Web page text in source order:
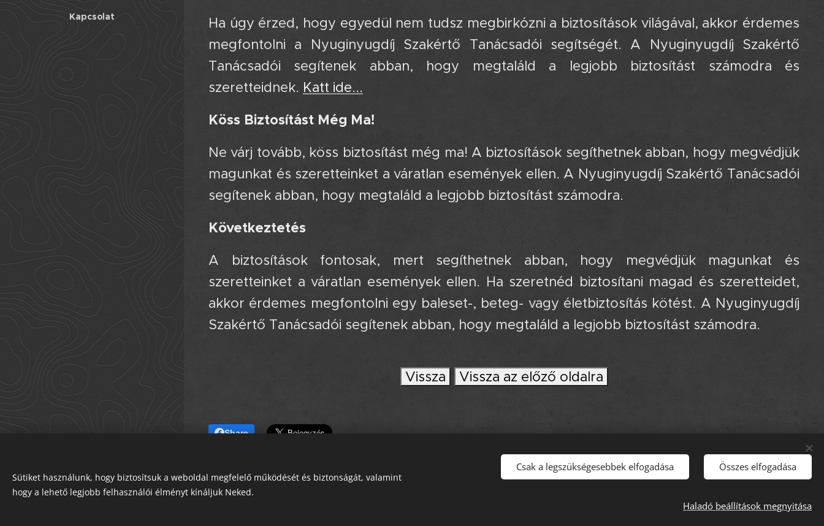
Kapcsolat
Ha úgy érzed, hogy egyedül nem tudsz megbirkózni a biztosítások világával, akkor érdemes
megfontolni a Nyuginyugdíj Szakértő Tanácsadói segítségét. A Nyuginyugdíj Szakértő
Tanácsadói segítenek abban, hogy megtaláld a legjobb biztosítást számodra és
szeretteidnek. Katt ide...
Köss Biztosítást Még Ma!
Ne várj tovább, köss biztosítást még ma! A biztosítások segíthetnek abban, hogy megvédjük
magunkat és szeretteinket a váratlan események ellen. A Nyuginyugdíj Szakértő Tanácsadói
segítenek abban, hogy megtaláld a legjobb biztosítást számodra.
Következtetés
A biztosítások fontosak, mert segíthetnek abban, hogy megvédjük magunkat és
szeretteinket a váratlan események ellen. Ha szeretnéd biztosítani magad és szeretteidet,
akkor érdemes megfontolni egy baleset-, beteg- vagy életbiztosítás kötést. A Nyuginyugdíj
Szakértő Tanácsadói segítenek abban, hogy megtaláld a legjobb biztosítást számodra.
Vissza Vissza az előző oldalra
Share
Kérdőíves
Sütiket használunk, hogy biztosítsuk a weboldal megfelelő működését és biztonságát, valamint
hogy a lehető legjobb felhasználói élményt kínáljuk Neked.
Csak a legszükségesebbek elfogadása Összes elfogadása
Haladó beállítások megnyitása